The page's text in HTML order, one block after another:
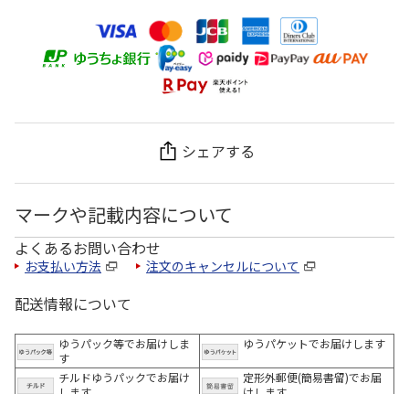
シェアする
マークや記載内容について
よくあるお問い合わせ
お支払い方法 注文のキャンセルについて
配送情報について
ゆうパック等でお届けしま
す
ゆうパケットでお届けします
チルドゆうパックでお届け
定形外郵便(簡易書留)でお届